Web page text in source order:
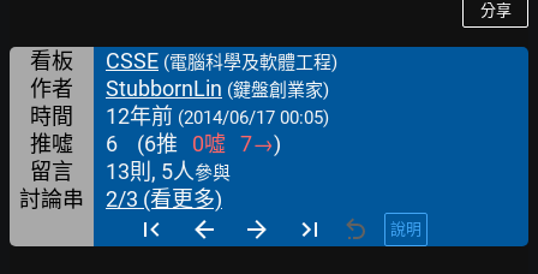
分享
看板 CSSE (電腦科學及軟體工程)
作者 StubbornLin (鍵盤創業家)
時間 12年前 (2014/06/17 00:05)
推噓 6 (6推 0噓 7→)
留言
13則, 5人參與
討論串 2/3 (看更多)
說明